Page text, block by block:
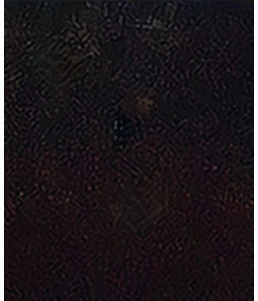
(מתורגם) ברגעים הראשונים אחרי פטירת מני,
אמרה...